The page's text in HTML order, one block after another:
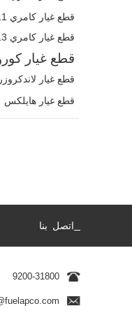
قطع غيار كامري 2011
قطع غيار كامري 2013
قطع غيار
قطع غيار لاندكروزر
قطع غيار هايلكس
اتصل بنا
9200-31800